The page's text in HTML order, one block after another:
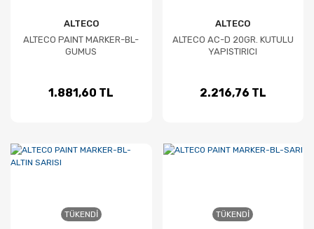
ALTECO
ALTECO PAINT MARKER-BL-
GUMUS
1.881,60 TL
ALTECO
ALTECO AC-D 20GR. KUTULU
YAPISTIRICI
2.216,76 TL
TÜKENDI TÜKENDI